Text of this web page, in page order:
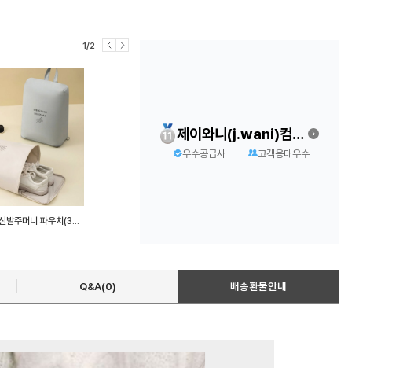
1/2
패브릭 여행용 신발주머니 파우치(3가지색상)
제이와니(j.wani)컴퍼니
우수공급사 고객응대우수
Q&A(0) 배송환불안내